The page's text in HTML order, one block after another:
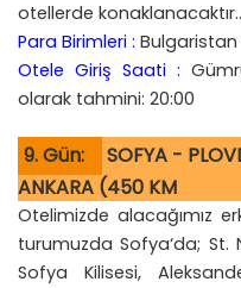
otellerde konaklanacaktır..
Para Birimleri : Bulgaristan
Otele Giriş Saati :
olarak tahmini: 20:00
9. Gün:
SOFYA -
ANKARA (450 KM
Otelimizde alacağımız
turumuzda Sofya‘da; St.
Sofya Kilisesi,